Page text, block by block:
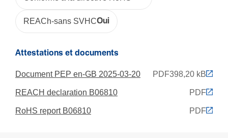
Capa­cité
Nombre max. de clima­ti­seurs
REACh-sans SVHCOui
Attestations et documents
Document PEP en-GB 2025-03-20 PDF398,20 kB
REACH declaration B06810 PDF
RoHS report B06810 PDF